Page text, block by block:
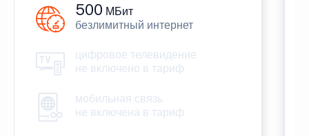
500 МБит
безлимитный интернет
цифровое телевидение
не включено в тариф
мобильная связь
не включена в тариф